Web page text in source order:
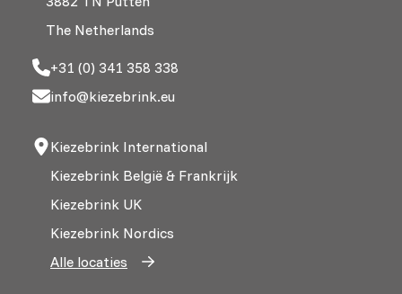
The Netherlands
+31 (0) 341 358 338
info@kiezebrink.eu
Kiezebrink International
Kiezebrink België & Frankrijk
Kiezebrink UK
Kiezebrink Nordics
Alle locaties